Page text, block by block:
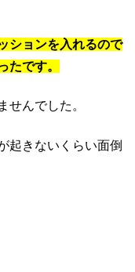
ションを入れるので
たです。
せんでした。
起きないくらい面倒